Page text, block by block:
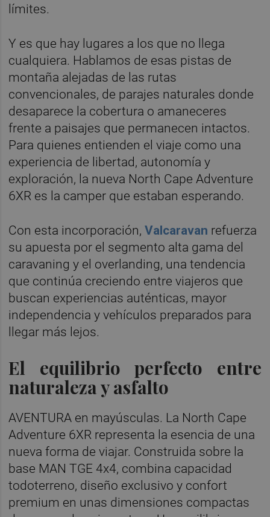
límites.
Y es que hay lugares a los que no llega
cualquiera. Hablamos de esas pistas de
montaña alejadas de las rutas
convencionales, de parajes naturales donde
desaparece la cobertura o amaneceres
frente a paisajes que permanecen intactos.
Para quienes entienden el viaje como una
experiencia de libertad, autonomía y
exploración, la nueva North Cape Adventure
6XR es la camper que estaban esperando.
Con esta incorporación,Valcaravan refuerza
su apuesta por el segmento alta gama del
caravaning y el overlanding, una tendencia
que continúa creciendo entre viajeros que
buscan experiencias auténticas, mayor
independencia y vehículos preparados para
llegar más lejos.
El equilibrio perfecto entre
naturaleza y asfalto
AVENTURA en mayúsculas. La North Cape
Adventure 6XR representa la esencia de una
nueva forma de viajar. Construida sobre la
base MAN TGE 4x4, combina capacidad
todoterreno, diseño exclusivo y confort
premium en unas dimensiones compactas